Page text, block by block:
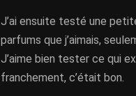
J’ai ensuite testé une
parfums que j’aimais,
J’aime bien tester ce qui
franchement, c’était bon.